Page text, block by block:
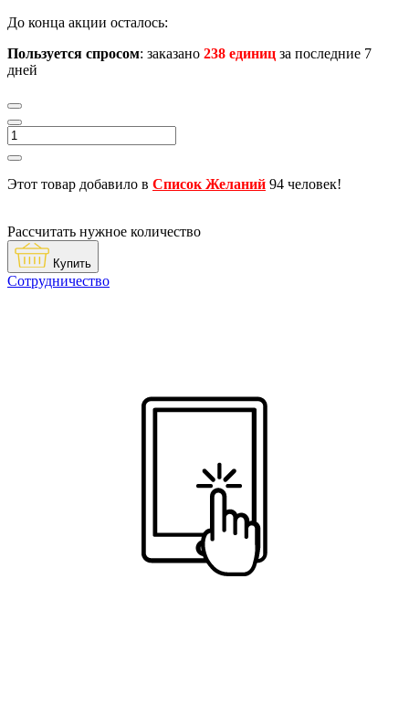
До конца акции осталось:
Пользуется спросом: заказано 238 единиц за последние 7
дней
Этот товар добавило в Список Желаний 94 человек!
Рассчитать нужное количество
Купить
Сотрудничество